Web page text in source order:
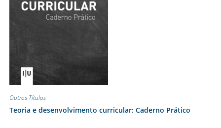
Outros Títulos
Teoria e desenvolvimento curricular: Caderno Prático